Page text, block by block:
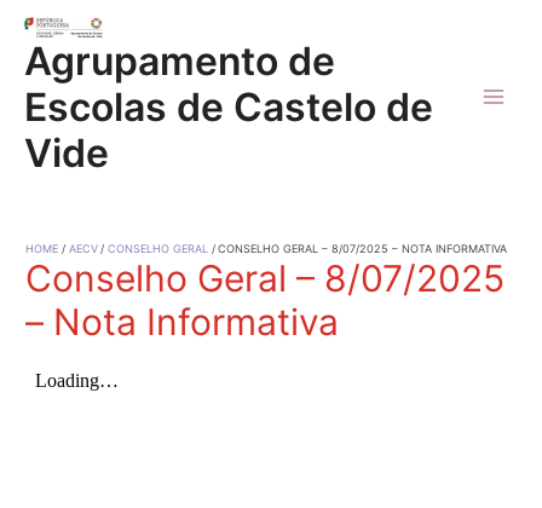
content
Agrupamento de
Escolas de Castelo de
Vide
HOME AECV CONSELHO GERAL CONSELHO GERAL – 8/07/2025 – NOTA INFORMATIVA
Conselho Geral – 8/07/2025
– Nota Informativa